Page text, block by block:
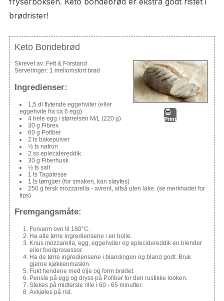
brødrister!
Keto Bondebrød
Print
Skrevet av: Fett & Forstand
Serveringer: 1 mellomstort brød
Ingredienser:
1,5 dl flytende eggehviter (eller
eggehvite fra ca 6 egg)
4 hele egg i størrelsen M/L (220 g)
30 g Fibrex
60 g Pofiber
2 ts bakepulver
½ ts natron
2 ss eplecidereddik
30 g Fiberhusk
½ ts salt
1 ts Tagatesse
1 ts tørrgjær (for smaken, kan sløyfes)
250 g fersk mozzarella - avrent, altså uten lake. (se merknader for
tips)
Fremgangsmåte:
Forvarm ovn til 180°C.
Ha alle tørre ingrediensene i en bolle.
Knus mozzarella, egg, eggehviter og eplecidereddik en blender
eller foodprosessor.
Ha de tørre ingrediensene i blandingen og bland godt. Bruk
gjerne kjøkkenmaskin.
Fukt hendene med olje og form brødet.
Pensle på egg og dryss på Pofiber for den rustikke looken.
Stekes på midterste rille i 60 - 65 minutter.
Avkjøles på rist.